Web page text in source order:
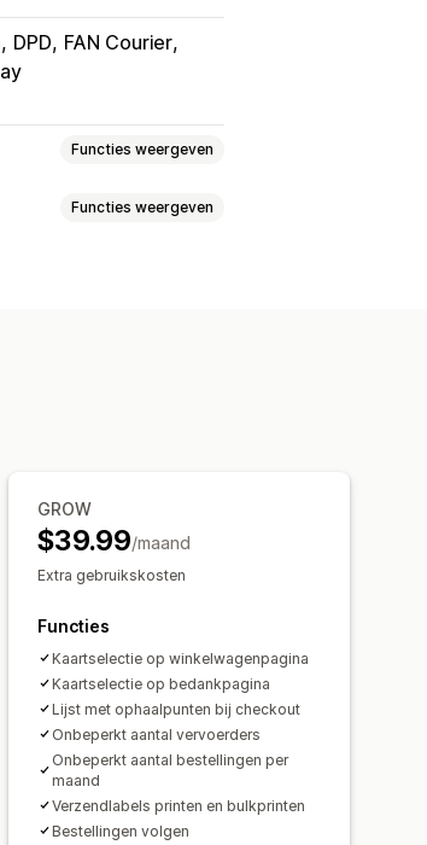
DPD FAN Courier
Functies weergeven
Functies weergeven
Trackingpagina's
GROW
$39.99/maand
Extra gebruikskosten
Functies
Kaartselectie op winkelwagenpagina
Kaartselectie op bedankpagina
Lijst met ophaalpunten bij checkout
Onbeperkt aantal vervoerders
Onbeperkt aantal bestellingen per
maand
Verzendlabels printen en bulkprinten
Bestellingen volgen